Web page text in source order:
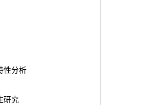
性分析
研究